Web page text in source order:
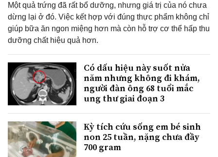
Một quả trứng đã rất bổ dưỡng, nhưng giá trị của nó chưa
dừng lại ở đó. Việc kết hợp với đúng thực phẩm không chỉ
giúp bữa ăn ngon miệng hơn mà còn hỗ trợ cơ thể hấp thu
dưỡng chất hiệu quả hơn.
Có dấu hiệu này suốt nửa
năm nhưng không đi khám,
người đàn ông 68 tuổi mắc
ung thư giai đoạn 3
Kỳ tích cứu sống em bé sinh
non 25 tuần, nặng chưa đầy
700 gram